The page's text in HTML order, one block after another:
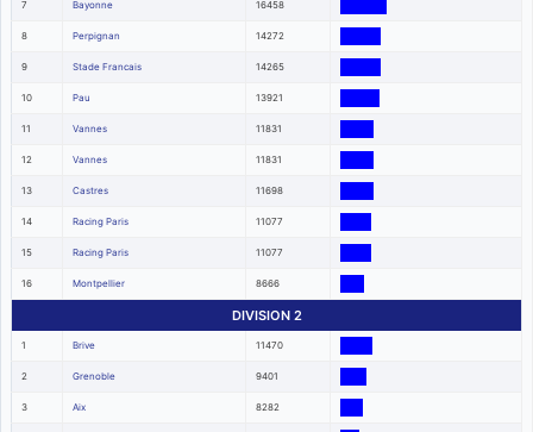
7 Bayonne 16458
8 Perpignan 14272
9 Stade Francais 14265
10 Pau 13921
11 Vannes 11831
12 Vannes 11831
13 Castres 11698
14 Racing Paris 11077
15 Racing Paris 11077
16 Montpellier 8666
DIVISION 2
1 Brive 11470
2 Grenoble 9401
3 Aix 8282